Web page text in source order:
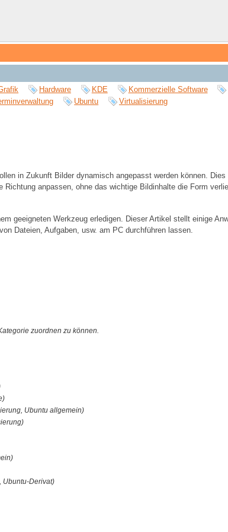
Hardware KDE Kommerzielle Software
Ubuntu Virtualisierung
in Zukunft Bilder dynamisch angepasst werden können.
anpassen, ohne das wichtige Bildinhalte die Form
geeigneten Werkzeug erledigen. Dieser Artikel stellt einige
Dateien, Aufgaben, usw. am PC durchführen lassen.
zuordnen zu können.
Ubuntu allgemein)
Ubuntu-Derivat)